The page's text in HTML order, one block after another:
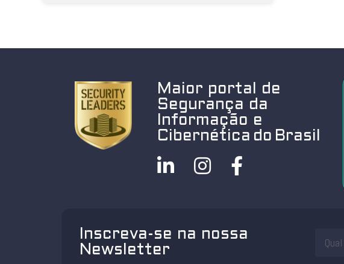
Maior portal de
Segurança da
Informação e
Cibernética do Brasil
Inscreva-se na nossa
Newsletter